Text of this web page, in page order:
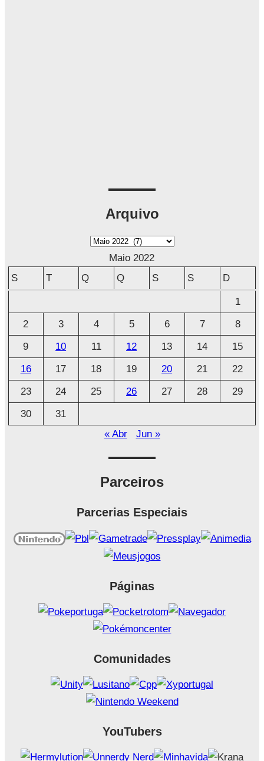
Arquivo
A
v
o
Maio 2022
S
T Q Q S S D
1
2
3 4 5 6 7
8
9
10 11 12 13 14
15
16
17 18 19 20 21
22
23
24 25 26 27 28
29
30
31
« Abr
Jun »
Parceiros
Parcerias Especiais
Páginas
Comunidades
YouTubers